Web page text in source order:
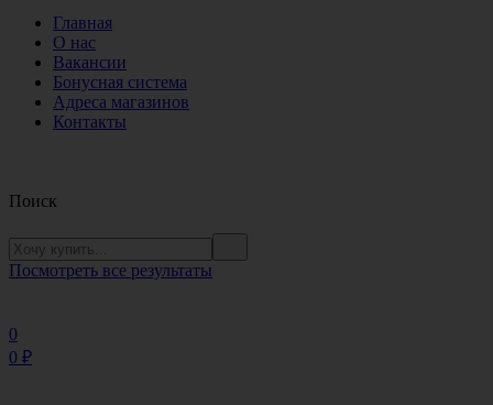
Главная
О нас
Вакансии
Бонусная система
Адреса магазинов
Контакты
Поиск
Посмотреть все результаты
0
0 ₽